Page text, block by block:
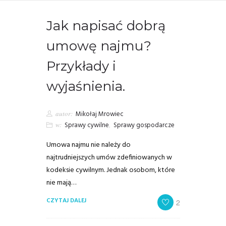
Jak napisać dobrą
umowę najmu?
Przykłady i
wyjaśnienia.
autor: Mikołaj Mrowiec
w: Sprawy cywilne, Sprawy gospodarcze
Umowa najmu nie należy do
najtrudniejszych umów zdefiniowanych w
kodeksie cywilnym. Jednak osobom, które
nie mają…
CZYTAJ DALEJ 2